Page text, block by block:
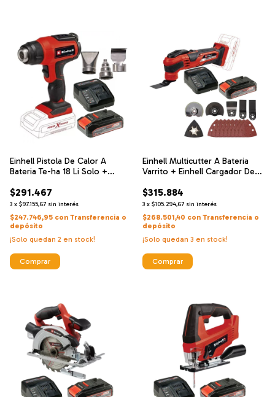
Einhell Pistola De Calor A
Bateria Te-ha 18 Li Solo +
Velocidad Y Bateria 18 V 2.5 Ah
$291.467
3 x $97.155,67 sin interés
$247.746,95 con Transferencia o
depósito
¡Solo quedan 2 en stock!
Einhell Multicutter A Bateria
Varrito + Einhell Cargador De
Ah
$315.884
3 x $105.294,67 sin interés
$268.501,40 con Transferencia o
depósito
¡Solo quedan 3 en stock!